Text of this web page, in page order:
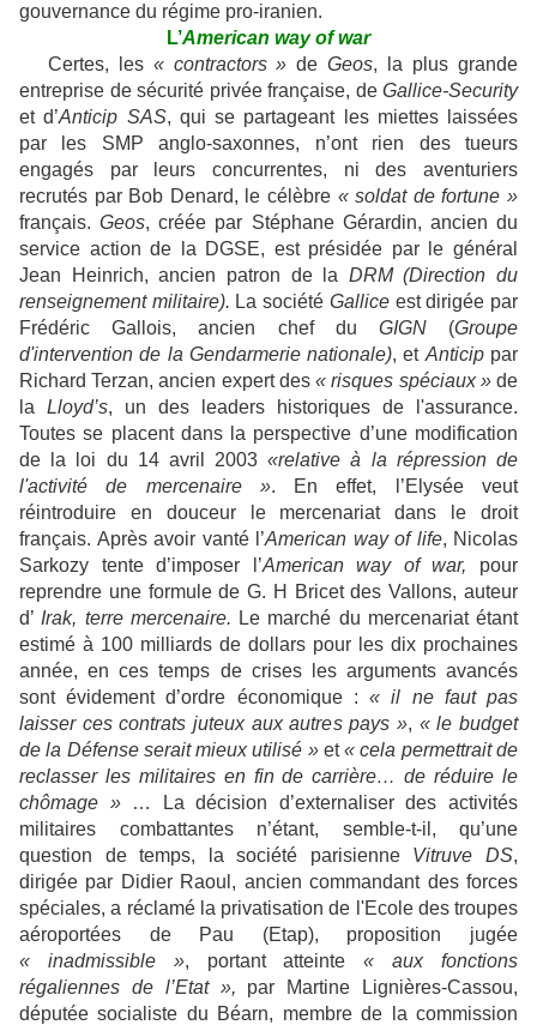
gouvernance du régime pro-iranien.
L’American way of war
Certes, les « contractors » deGeos, la plus grande
entreprise de sécurité privée française, de Gallice-Security
et d’Anticip SAS, qui se partageant les miettes laissées
par les SMP anglo-saxonnes, n’ont rien des tueurs
engagés par leurs concurrentes, ni des aventuriers
recrutés par Bob Denard, le célèbre « soldat de fortune »
français.Geos, créée par Stéphane Gérardin, ancien du
service action de la DGSE, est présidée par le général
Jean Heinrich, ancien patron de la DRM (Direction du
renseignement militaire). La société Galliceest dirigée par
Frédéric Gallois, ancien chef du GIGN(Groupe
d'intervention de la Gendarmerie nationale), et Anticippar
Richard Terzan, ancien expert des« risques spéciaux »de
la Lloyd’s, un des leaders historiques de l'assurance.
Toutes se placent dans la perspective d’une modification
de la loi du 14 avril 2003«relative à la répression de
l'activité de mercenaire ». En effet, l’Elysée veut
réintroduire en douceur le mercenariat dans le droit
français. Après avoir vanté l’American way of life, Nicolas
Sarkozy tente d’imposer l’American way of war, pour
reprendre une formule de G. H Bricet des Vallons, auteur
d’ Irak, terre mercenaire. Le marché du mercenariat étant
estimé à 100 milliards de dollars pour les dix prochaines
année, en ces temps de crises les arguments avancés
sont évidement d’ordre économique :« il ne faut pas
laisser ces contrats juteux aux autres pays », « le budget
de la Défense serait mieux utilisé »et« cela permettrait de
reclasser les militaires en fin de carrière… de réduire le
chômage »… La décision d’externaliser des activités
militaires combattantes n’étant, semble-t-il, qu’une
question de temps, la société parisienne Vitruve DS,
dirigée par Didier Raoul, ancien commandant des forces
spéciales, a réclamé la privatisation de l'Ecole des troupes
aéroportées de Pau (Etap), proposition jugée
« inadmissible », portant atteinte« aux fonctions
régaliennes de l’Etat », par Martine Lignières-Cassou,
députée socialiste du Béarn, membre de la commission